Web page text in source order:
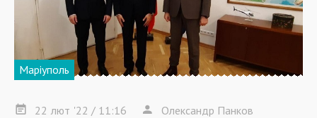
Маріуполь
22 лют '22 / 11:16 Олександр Панков